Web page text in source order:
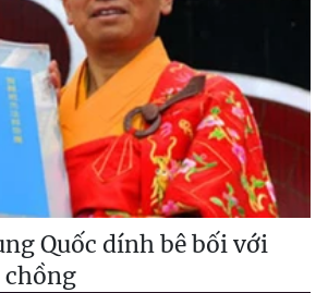
Quốc dính bê bối với
chồng